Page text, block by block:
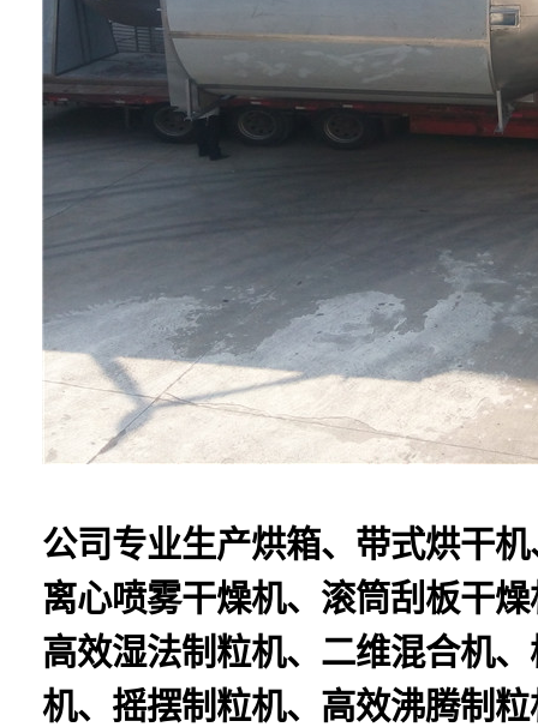
公司专业生产烘箱、带式烘干
离心喷雾干燥机、滚筒刮板干
高效湿法制粒机、二维混合机
机、摇摆制粒机、高效沸腾制